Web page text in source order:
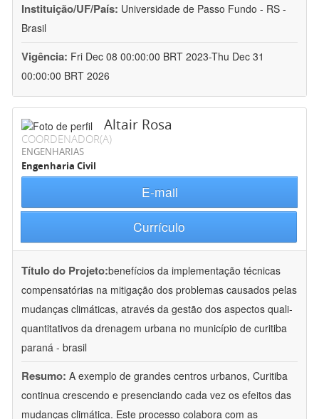
Instituição/UF/País: Universidade de Passo Fundo - RS -
Brasil
Vigência: Fri Dec 08 00:00:00 BRT 2023-Thu Dec 31
00:00:00 BRT 2026
Altair Rosa
COORDENADOR(A)
ENGENHARIAS
Engenharia Civil
E-mail
Currículo
Título do Projeto:benefícios da implementação técnicas
compensatórias na mitigação dos problemas causados pelas
mudanças climáticas, através da gestão dos aspectos quali-
quantitativos da drenagem urbana no município de curitiba 
paraná - brasil
Resumo: A exemplo de grandes centros urbanos, Curitiba
continua crescendo e presenciando cada vez os efeitos das
mudanças climática. Este processo colabora com as